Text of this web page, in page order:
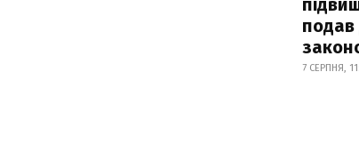
подав
7 СЕРПНЯ,